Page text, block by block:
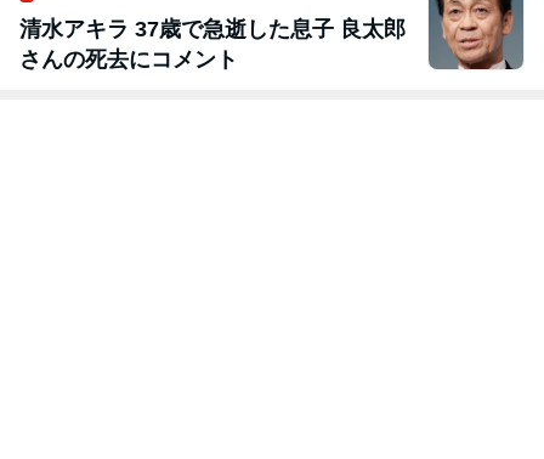
清水アキラ 37歳で急逝した息子 良太郎
さんの死去にコメント